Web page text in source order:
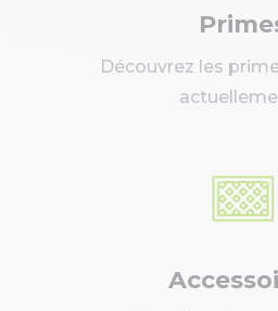
Découvrez les